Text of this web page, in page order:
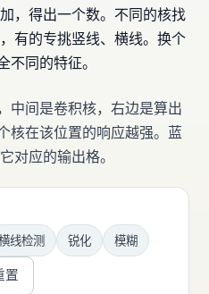
，得出一个数。不同的核找
有的专挑竖线、横线。换个
不同的特征。
中间是卷积核，右边是算出
核在该位置的响应越强。蓝
对应的输出格。
线检测 锐化 模糊